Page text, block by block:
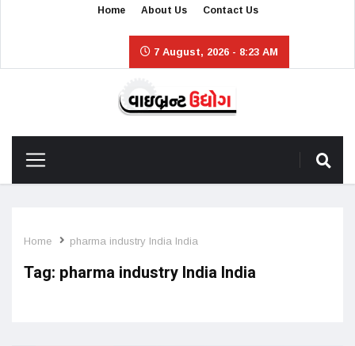
Home About Us Contact Us
7 August, 2026 - 8:23 AM
Home pharma industry India India
Tag: pharma industry India India